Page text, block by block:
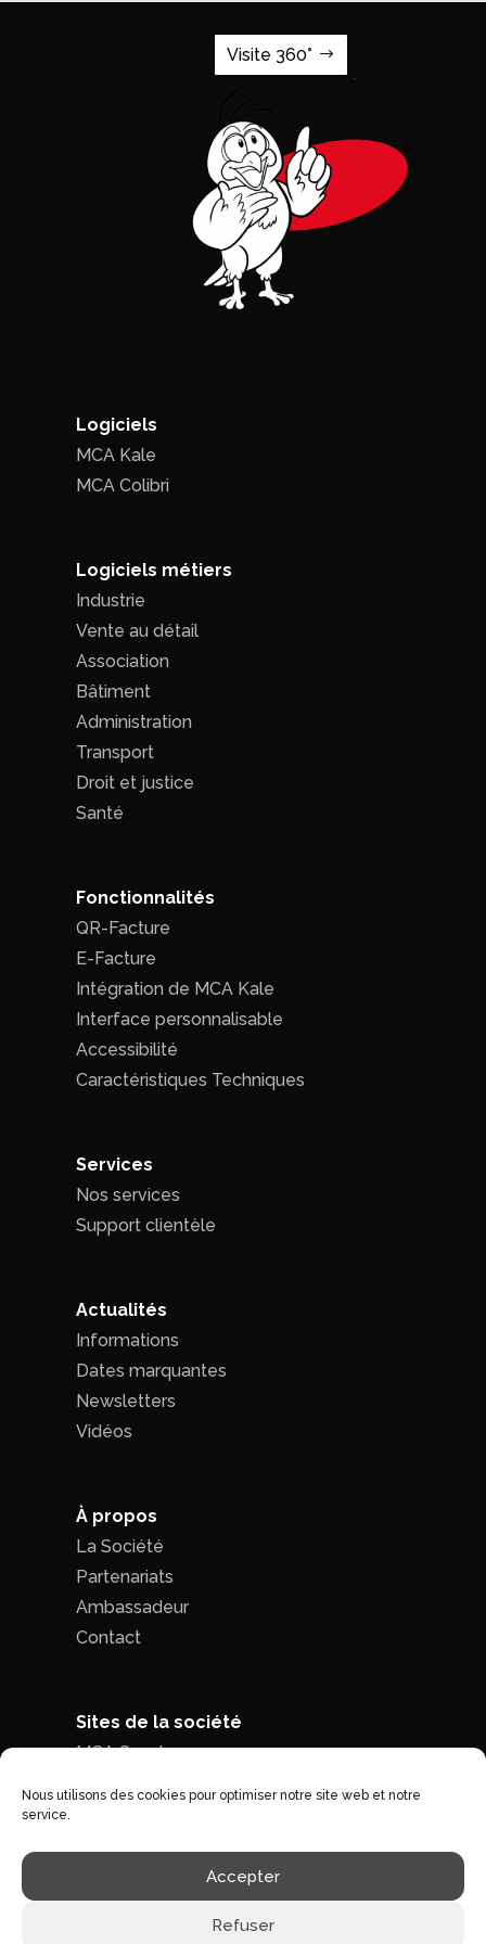
Nous utilisons des cookies pour optimiser notre site web et notre
service.
Accepter
Refuser
Visite 360°
Logiciels
MCA Kale
MCA Colibri
Logiciels métiers
Industrie
Vente au détail
Association
Bâtiment
Administration
Transport
Droit et justice
Santé
Fonctionnalités
QR-Facture
E-Facture
Intégration de MCA Kale
Interface personnalisable
Accessibilité
Caractéristiques Techniques
Services
Nos services
Support clientèle
Actualités
Informations
Dates marquantes
Newsletters
Vidéos
À propos
La Société
Partenariats
Ambassadeur
Contact
Sites de la société
MCA Seed
Politique de confidentialité|Conditions
générales de ventes